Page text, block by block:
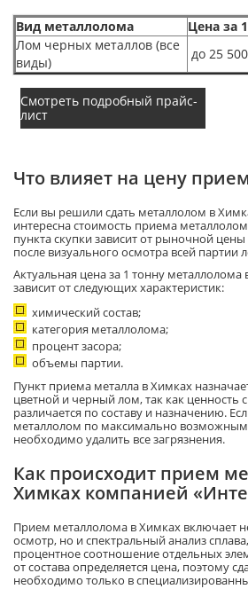
Вид металлолома
Цена за
Лом черных металлов (все
виды)
до 25
Смотреть подробный прайс-
лист
Что влияет на цену
Если вы решили сдать металлолом в
интересна стоимость приема
пункта скупки зависит от рыночной цены
после визуального осмотра всей партии
Актуальная цена за 1 тонну металлолома
зависит от следующих характеристик:
химический состав;
категория металлолома;
процент засора;
объемы партии.
Пункт приема металла в Химках
цветной и черный лом, так как ценность
различается по составу и назначению.
металлолом по максимально
необходимо удалить все загрязнения.
Как происходит прием
Химках компанией
Прием металлолома в Химках включает
осмотр, но и спектральный анализ
процентное соотношение отдельных
от состава определяется цена, поэтому
необходимо только в